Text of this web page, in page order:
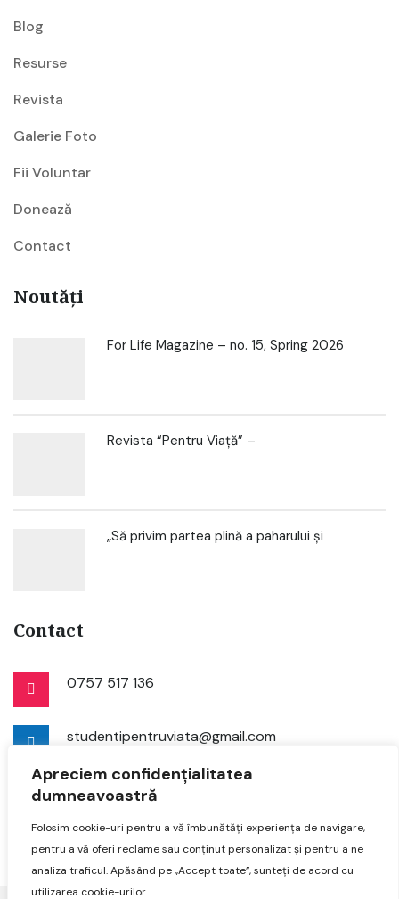
Apreciem confidențialitatea
dumneavoastră
Folosim cookie-uri pentru a vă îmbunătăți experiența de navigare,
pentru a vă oferi reclame sau conținut personalizat și pentru a ne
analiza traficul. Apăsând pe „Accept toate”, sunteți de acord cu
utilizarea cookie-urilor.
Blog
Resurse
Revista
Galerie Foto
Fii Voluntar
Donează
Contact
Noutăți
For Life Magazine – no. 15, Spring 2026
Revista “Pentru Viață” –
„Să privim partea plină a paharului și
Contact
0757 517 136
studentipentruviata@gmail.com